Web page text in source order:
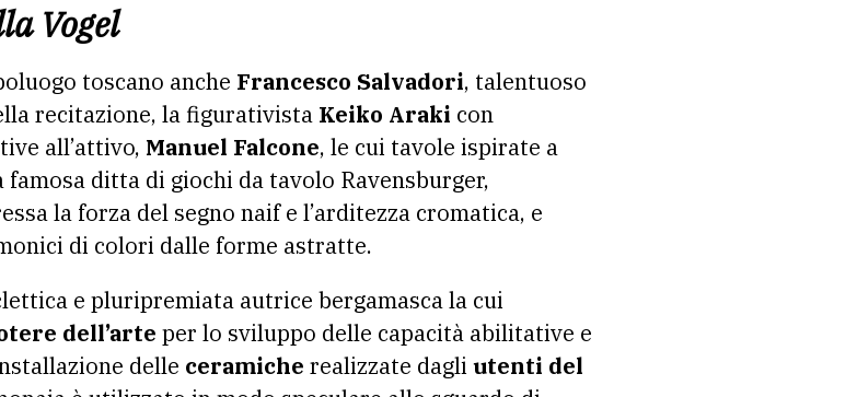
Vogel
toscano anche Francesco Salvadori, talentuoso
recitazione, la figurativista Keiko Araki con
all’attivo, Manuel Falcone, le cui tavole ispirate a
ditta di giochi da tavolo Ravensburger,
la forza del segno naif e l’arditezza cromatica, e
di colori dalle forme astratte.
e pluripremiata autrice bergamasca la cui
dell’arte per lo sviluppo delle capacità abilitative e
delle ceramiche realizzate dagli utenti del